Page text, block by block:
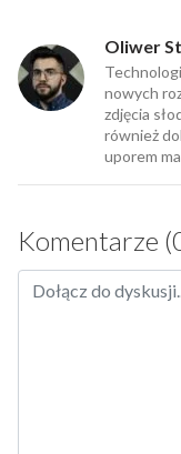
Oliwer
nowych
zdjęcia
również
uporem
Komentarze